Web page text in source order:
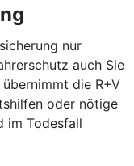
nur
auch Sie
die R+V
oder nötige
im Todesfall